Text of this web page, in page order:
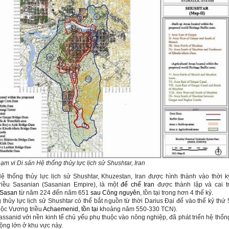
vi Di sản Hệ thống thủy lực lịch sử Shushtar, Iran
thống thủy lực lịch sử Shushtar, Khuzestan, Iran được hình thành vào thời
Sasanian(Sasanian Empire),là mộtđế chế Iran được thành lập và cai
từ năm 224 đến năm 651 sau Công nguyên, tồn tại trong hơn 4thế kỷ.
thủy lực lịch sử Shushtar có thể bắt nguồn từ thời Darius Đại đế vào thế kỷ thứ
Vương triều Achaemenid, tồn tại khoảng năm 550-330 TCN).
với nền kinh tế chủ yếu phụ thuộc vào nông nghiệp, đã phát triển hệ
lớn ở khu vực này.